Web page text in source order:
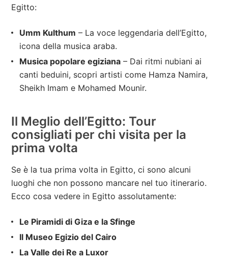
Egitto:
Umm Kulthum – La voce leggendaria dell’Egitto,
icona della musica araba.
Musica popolare egiziana – Dai ritmi nubiani ai
canti beduini, scopri artisti come Hamza Namira,
Sheikh Imam e Mohamed Mounir.
Il Meglio dell’Egitto: Tour
consigliati per chi visita per la
prima volta
Se è la tua prima volta in Egitto, ci sono alcuni
luoghi che non possono mancare nel tuo itinerario.
Ecco cosa vedere in Egitto assolutamente:
Le Piramidi di Giza e la Sfinge
Il Museo Egizio del Cairo
La Valle dei Re a Luxor